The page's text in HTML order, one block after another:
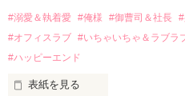
過去の傷から、二度と会いたく
運命のような再会を果たす。
酔った勢いで一夜を共にしてし
さらに、美桜が初めてだと知っ
#溺愛＆執着愛 #俺様 #御曹司＆社長
#オフィスラブ #いちゃいちゃ＆ラブラ
#ハッピーエンド
表紙を見る